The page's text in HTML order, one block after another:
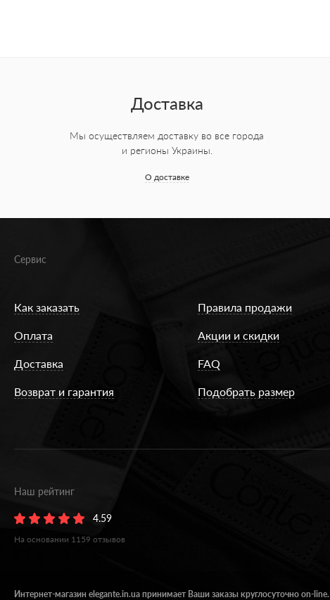
Доставка
Мы осуществляем доставку во все города
и регионы Украины.
О доставке
Сервис
Как заказать
Оплата
Доставка
Возврат и гарантия
Правила продажи
Акции и скидки
FAQ
Подобрать размер
Наш рейтинг
4.59
На основании 1159 отзывов
Интернет-магазин elegante.in.ua принимает Ваши заказы круглосуточно on-line.